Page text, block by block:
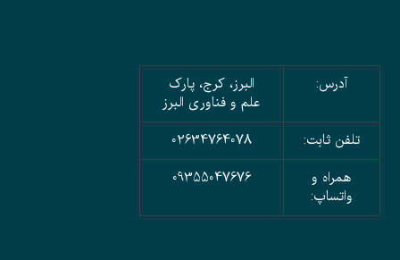
آدرس:
البرز، کرج، پارک
علم و فناوری البرز
تلفن ثابت:
02634764078
همراه و
واتساپ:
09355047676